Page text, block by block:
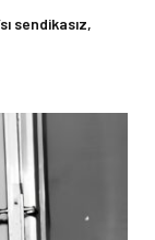
sendikasız,